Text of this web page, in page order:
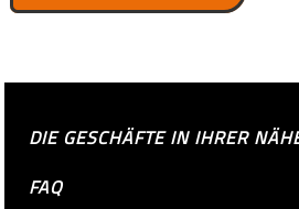
DIE GESCHÄFTE IN IHRER
FAQ